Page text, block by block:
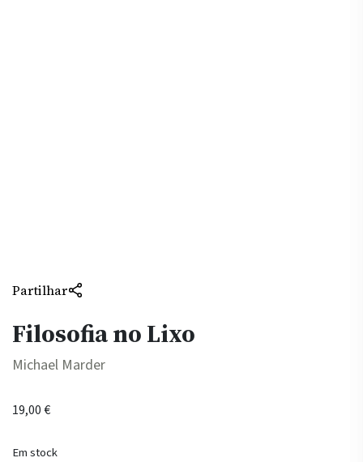
Partilhar
Filosofia no Lixo
Michael Marder
19,00€
Em stock